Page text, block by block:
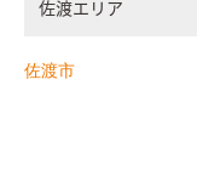
佐渡エリア
佐渡市